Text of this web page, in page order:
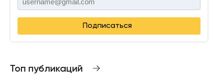
Подписаться
Топ публикаций